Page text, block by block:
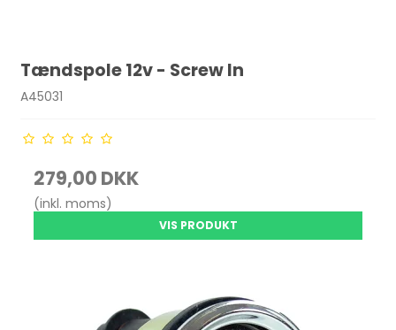
Tændspole 12v - Screw In
A45031
279,00 DKK
(inkl. moms)
VIS PRODUKT